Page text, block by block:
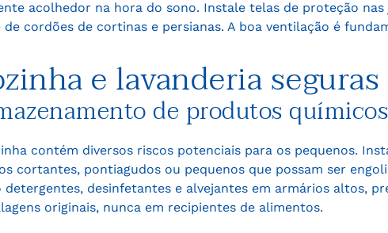
acolhedor na hora do sono. Instale telas de proteção
de cordões de cortinas e persianas. A boa ventilação é
e lavanderia seguras
de produtos
contém diversos riscos potenciais para os pequenos.
cortantes, pontiagudos ou pequenos que possam ser
detergentes, desinfetantes e alvejantes em armários altos,
originais, nunca em recipientes de alimentos.